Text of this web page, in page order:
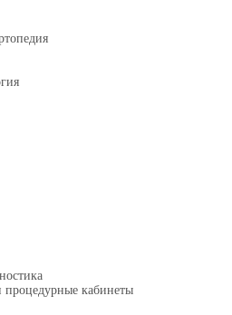
процедурные кабинеты